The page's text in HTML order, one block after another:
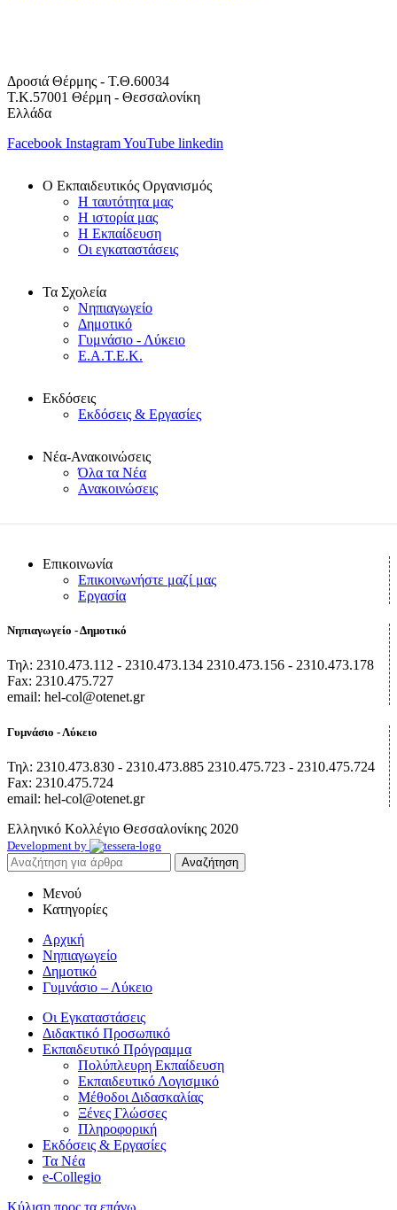
Δροσιά Θέρμης - Τ.Θ.60034
Τ.Κ.57001 Θέρμη - Θεσσαλονίκη
Ελλάδα
Facebook InstagramYouTube linkedin
Ο Εκπαιδευτικός Οργανισμός
Η ταυτότητα μας
Η ιστορία μας
Η Εκπαίδευση
Οι εγκαταστάσεις
Τα Σχολεία
Νηπιαγωγείο
Δημοτικό
Γυμνάσιο - Λύκειο
Ε.Α.Τ.Ε.Κ.
Εκδόσεις
Εκδόσεις & Εργασίες
Νέα-Ανακοινώσεις
Όλα τα Νέα
Ανακοινώσεις
Επικοινωνία
Επικοινωνήστε μαζί μας
Εργασία
Νηπιαγωγείο - Δημοτικό
Τηλ: 2310.473.112 - 2310.473.134 2310.473.156 - 2310.473.178
Fax: 2310.475.727
email: hel-col@otenet.gr
Γυμνάσιο - Λύκειο
Τηλ: 2310.473.830 - 2310.473.885 2310.475.723 - 2310.475.724
Fax: 2310.475.724
email: hel-col@otenet.gr
Ελληνικό Κολλέγιο Θεσσαλονίκης 2020
Development by
Αναζήτηση
Μενού
Κατηγορίες
Αρχική
Νηπιαγωγείο
Δημοτικό
Γυμνάσιο – Λύκειο
Οι Εγκαταστάσεις
Διδακτικό Προσωπικό
Εκπαιδευτικό Πρόγραμμα
Πολύπλευρη Εκπαίδευση
Εκπαιδευτικό Λογισμικό
Μέθοδοι Διδασκαλίας
Ξένες Γλώσσες
Πληροφορική
Εκδόσεις & Εργασίες
Τα Νέα
e-Collegio
Κύλιση προς τα επάνω